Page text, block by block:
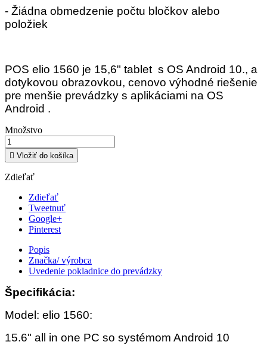
- Žiádna obmedzenie počtu bločkov alebo
položiek
POS elio 1560 je 15,6" tablet s OS Android 10., a
dotykovou obrazovkou, cenovo výhodné riešenie
pre menšie prevádzky s aplikáciami na OS
Android .
Množstvo
 Vložiť do košíka
Zdieľať
Zdieľať
Tweetnuť
Google+
Pinterest
Popis
Značka/ výrobca
Uvedenie pokladnice do prevádzky
Špecifikácia:
Model: elio 1560:
15.6" all in one PC so systémom Android 10